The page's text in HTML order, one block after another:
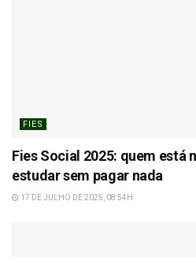
FIES
Fies Social 2025: quem está
estudar sem pagar nada
17 DE JULHO DE 2025, 08:54H